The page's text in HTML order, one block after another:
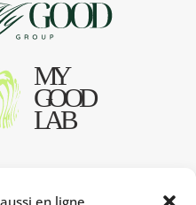
en ligne